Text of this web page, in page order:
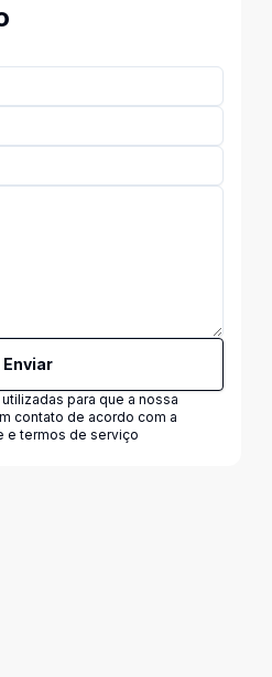
Enviar
para que a nossa
contato de acordo com a
e termos de serviço